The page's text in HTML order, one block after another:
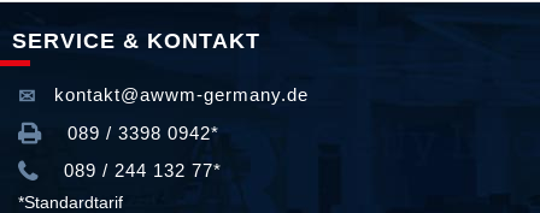
SERVICE & KONTAKT
kontakt@awwm-germany.de
089 / 3398 0942*
089 / 244 132 77*
*Standardtarif